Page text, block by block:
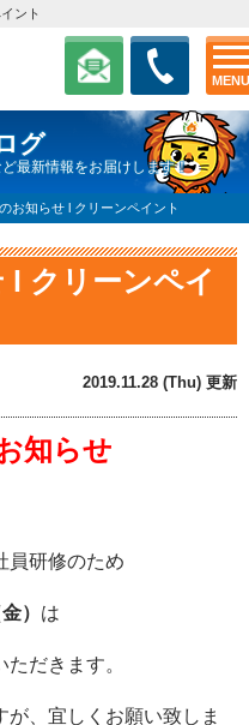
MENU
ント
グ
最新情報をお届けします！
お知らせ l クリーンペイント
l クリーンペイ
2019.11.28 (Thu) 更新
知らせ
員研修のため
） は
だきます。
、宜しくお願い致しま